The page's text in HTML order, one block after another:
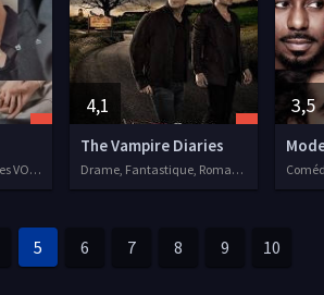
Drame, Romance, Séries VOSTFR, 2021
4,1
The Vampire Diaries
Drame, Fantastique, Romance, Séries VF, 2009
3,5
5 6 7 8 9 10